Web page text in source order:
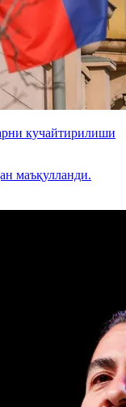
кучайтирилиши
маъқулланди.